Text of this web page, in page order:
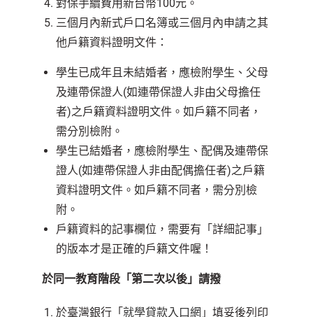
對保手續費用新台幣100元。
三個月內新式戶口名簿或三個月內申請之其
他戶籍資料證明文件：
學生已成年且未結婚者，應檢附學生、父母
及連帶保證人(如連帶保證人非由父母擔任
者)之戶籍資料證明文件。如戶籍不同者，
需分別檢附。
學生已結婚者，應檢附學生、配偶及連帶保
證人(如連帶保證人非由配偶擔任者)之戶籍
資料證明文件。如戶籍不同者，需分別檢
附。
戶籍資料的記事欄位，需要有「詳細記事」
的版本才是正確的戶籍文件喔！
於同一教育階段「第二次以後」請撥
於臺灣銀行「 就學貸款入口網 」填妥後列印